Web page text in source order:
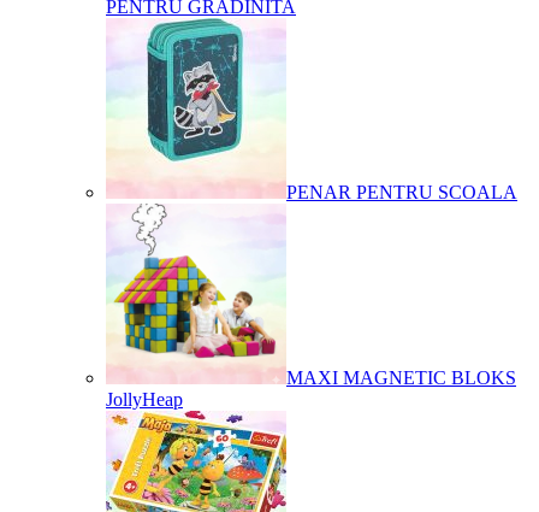
PENTRU GRADINITA
PENAR PENTRU SCOALA
MAXI MAGNETIC BLOKS
JollyHeap